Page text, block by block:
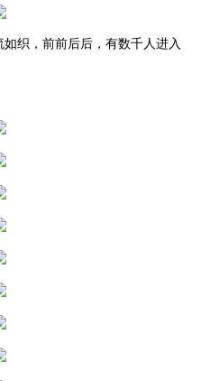
织，前前后后，有数千人进入